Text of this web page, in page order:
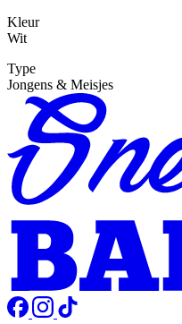
Kleur
Wit
Type
Jongens & Meisjes